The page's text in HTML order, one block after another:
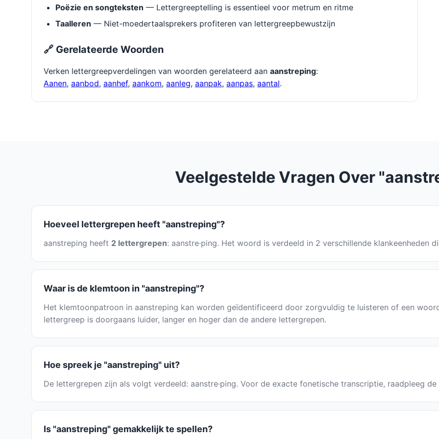
Poëzie en songteksten — Lettergreeptelling is essentieel voor metrum en ritme
Taalleren — Niet-moedertaalsprekers profiteren van lettergreepbewustzijn
🔗 Gerelateerde Woorden
Verken lettergreepverdelingen van woorden gerelateerd aan aanstreping:
Aanen, aanbod, aanhef, aankom, aanleg, aanpak, aanpas, aantal.
Veelgestelde Vragen Over
Hoeveel lettergrepen heeft "aanstreping"?
aanstreping heeft 2 lettergrepen: aanstre·ping. Het woord is verdeeld in 2 verschillende klankeenheden
Waar is de klemtoon in "aanstreping"?
Het klemtoonpatroon in aanstreping kan worden geïdentificeerd door zorgvuldig te luisteren of een
lettergreep is doorgaans luider, langer en hoger dan de andere lettergrepen.
Hoe spreek je "aanstreping" uit?
De lettergrepen zijn als volgt verdeeld: aanstre·ping. Voor de exacte fonetische transcriptie, raadpleeg
Is "aanstreping" gemakkelijk te spellen?